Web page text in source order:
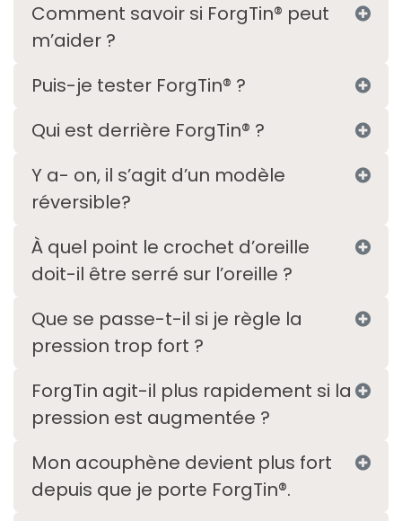
Comment savoir si ForgTin® peut
m’aider ?
Puis-je tester ForgTin® ?
Qui est derrière ForgTin® ?
Y a- on, il s’agit d’un modèle
réversible?
À quel point le crochet d’oreille
doit-il être serré sur l’oreille ?
Que se passe-t-il si je règle la
pression trop fort ?
ForgTin agit-il plus rapidement si la
pression est augmentée ?
Mon acouphène devient plus fort
depuis que je porte ForgTin®.